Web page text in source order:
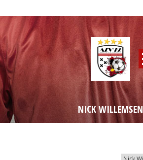
NICK WILLEMSEN